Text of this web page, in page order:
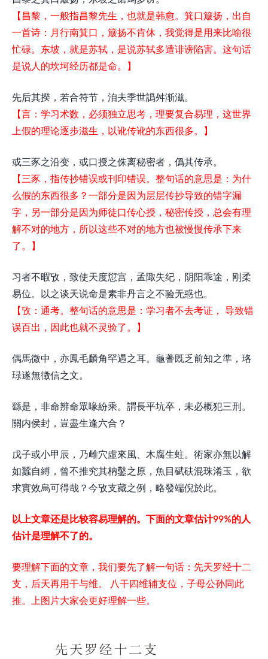
【昌黎，一般指昌黎先生，也就是韩愈。箕口簸扬，出自
一首诗：月行南箕口，簸扬不肯休，我觉得是用来比喻很
忙碌。东坡，就是苏轼，是说苏轼多遭诽谤陷害。这句话
是说人的坎坷经历都是命。】
先后其揆，若合符节，洎夫季世譌舛渐滋。
【言：学习术数，必须独立思考，理要复合易理，这世界
上假的理论逐步滋生，以讹传讹的东西很多。】
或三豕之沿变，或口授之侏离秘密者，僞其传承。
【三豕，指传抄错误或刊印错误。整句话的意思是：为什
么假的东西很多？一部分是因为层层传抄导致的错字漏
字，另一部分是因为师徒口传心授，秘密传授，总会有理
解不对的地方，所以这些不对的地方也被慢慢传承下来
了。】
习者不暇攷，致使天度愆宫，孟陬失纪，阴阳乖途，刚柔
易位。以之谈天说命是素非丹言之不验无惑也。
【攷：通考。整句话的意思是：学习者不去考证， 导致错
误百出，因此也就不灵验了。】
偶馬微中，亦鳳毛麟角罕遇之耳。龜蓍既乏前知之準，珞
琭遂無徴信之文。
繇是，非命辨命眾喙紛乘。謂長平坑卒，未必概犯三刑。
關内侯封，豈盡生逢六合？
戊子或小甲辰，乃雌穴虛來風、木腐生蛀。術家亦無以解
如蠶自縛，曾不推究其枘鑿之原，魚目碔砆混珠淆玉，欲
求實效烏可得哉？今攷支藏之例，略發端倪於此。
以上文章还是比较容易理解的。下面的文章估计99%的人
估计是理解不了的。
要理解下面的文章，我们要先了解一句话：先天罗经十二
支，后天再用干与维。 八干四维辅支位，子母公孙同此
推。上图片大家会更好理解一些。